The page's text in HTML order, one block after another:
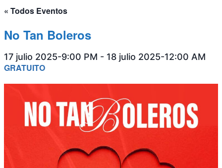
« Todos Eventos
No Tan Boleros
17 julio 2025-9:00 PM - 18 julio 2025-12:00 AM
GRATUITO